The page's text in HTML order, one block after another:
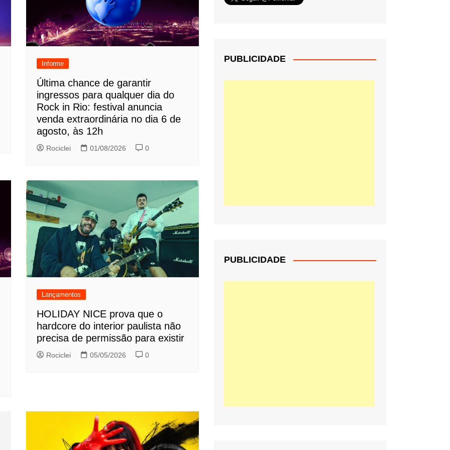
Informe
Última chance de garantir
ingressos para qualquer dia do
Rock in Rio: festival anuncia
venda extraordinária no dia 6 de
agosto, às 12h
Rociclei 01/08/2026 0
Lançamentos
HOLIDAY NICE prova que o
hardcore do interior paulista não
precisa de permissão para existir
Rociclei 05/05/2026 0
PUBLICIDADE
PUBLICIDADE